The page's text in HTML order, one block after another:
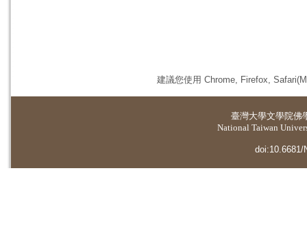
建議您使用 Chrome, Firefox,
臺灣大學文學院佛
National Taiwan
doi:10.6681/